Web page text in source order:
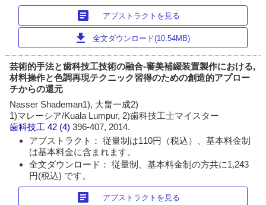
article アブストラクトを見る
download 全文ダウンロード(10.54MB)
芸術的手法と歯科技工技術の融合-審美補綴装置製作における,
材料操作と色調再現テクニック習得のための創造的アプロー
チからの還元
Nasser Shademan1), 大畠一成2)
1)マレーシア/Kuala Lumpur, 2)歯科技工士マイスター
歯科技工 42 (4)396-407, 2014.
アブストラクト： 従量制は110円（税込）、基本料金制
は基本料金に含まれます。
全文ダウンロード： 従量制、基本料金制の方共に1,243
円(税込) です。
article アブストラクトを見る